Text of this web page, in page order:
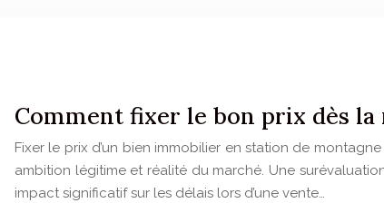
Comment fixer le bon prix dès la
Fixer le prix d’un bien immobilier en station de
ambition légitime et réalité du marché. Une
impact significatif sur les délais lors d’une vente…